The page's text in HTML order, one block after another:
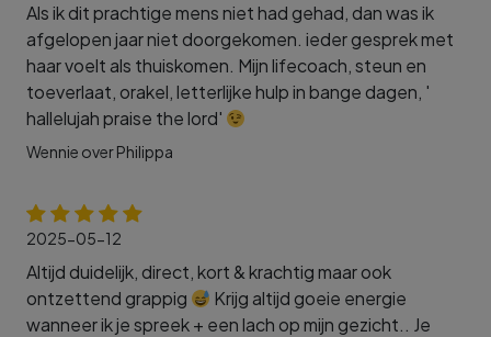
Als ik dit prachtige mens niet had gehad, dan was ik
afgelopen jaar niet doorgekomen. ieder gesprek met
haar voelt als thuiskomen. Mijn lifecoach, steun en
toeverlaat, orakel, letterlijke hulp in bange dagen, '
hallelujah praise the lord'
Wennie over Philippa
2025-05-12
Altijd duidelijk, direct, kort & krachtig maar ook
ontzettend grappig
Krijg altijd goeie energie
wanneer ik je spreek + een lach op mijn gezicht.. Je